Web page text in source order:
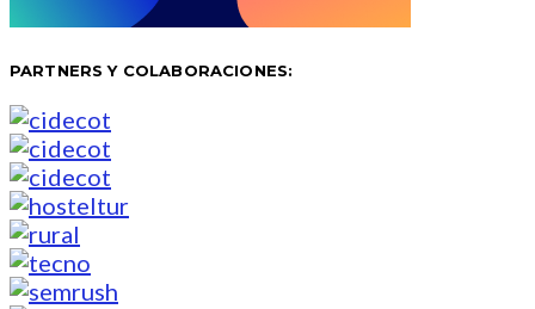
PARTNERS Y COLABORACIONES: